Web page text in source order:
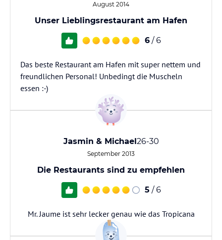
August 2014
Unser Lieblingsrestaurant am Hafen
6 / 6
Das beste Restaurant am Hafen mit super nettem und
freundlichen Personal! Unbedingt die Muscheln
essen :-)
Jasmin & Michael26-30
September 2013
Die Restaurants sind zu empfehlen
5 / 6
Mr. Jaume ist sehr lecker genau wie das Tropicana